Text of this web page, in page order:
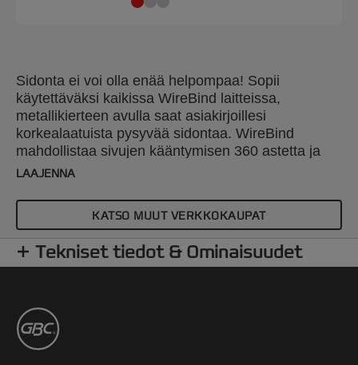
Sidonta ei voi olla enää helpompaa! Sopii
käytettäväksi kaikissa WireBind laitteissa,
metallikierteen avulla saat asiakirjoillesi
korkealaatuista pysyvää sidontaa. WireBind
mahdollistaa sivujen kääntymisen 360 astetta ja
taittuu helposti esim. kopioimista varten. 2:1 jako ja
jakoisiin metallikierrelaitteisiin. Sidontakapasiteetti
135 sivua. A4 koko. Pakkaus: 200.
LAAJENNA
KATSO MUUT VERKKOKAUPAT
Tekniset tiedot & Ominaisuudet